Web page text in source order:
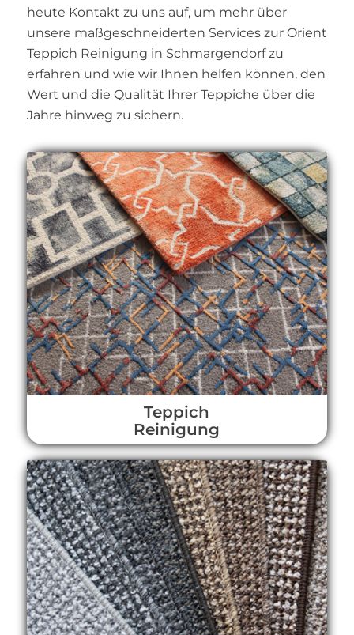
heute Kontakt zu uns auf, um mehr über
unsere maßgeschneiderten Services zur Orient
Teppich Reinigung in Schmargendorf zu
erfahren und wie wir Ihnen helfen können, den
Wert und die Qualität Ihrer Teppiche über die
Jahre hinweg zu sichern.
Teppich
Reinigung